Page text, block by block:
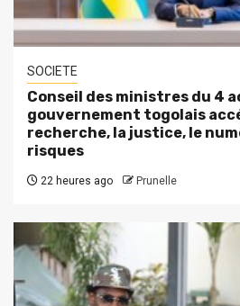
SOCIETE
Conseil des ministres du 4
gouvernement togolais
recherche, la justice, le
risques
22 heures ago Prunelle